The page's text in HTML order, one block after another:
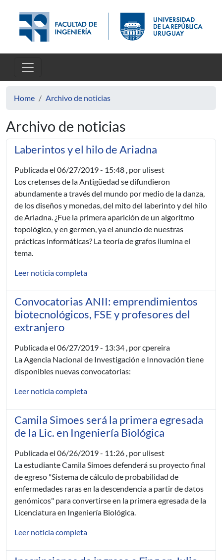
Home Archivo de noticias
Archivo de noticias
Laberintos y el hilo de Ariadna
Publicada el 06/27/2019 - 15:48 , por ulisest
Los cretenses de la Antigüedad se difundieron
abundamente a través del mundo por medio de la danza,
de los diseños y monedas, del mito del laberinto y del hilo
de Ariadna. ¿Fue la primera aparición de un algoritmo
topológico, y en germen, ya el anuncio de nuestras
prácticas informáticas? La teoría de grafos ilumina el
tema.
Leer noticia completa
Convocatorias ANII: emprendimientos
biotecnológicos, FSE y profesores del
extranjero
Publicada el 06/27/2019 - 13:34 , por cpereira
La Agencia Nacional de Investigación e Innovación tiene
disponibles nuevas convocatorias:
Leer noticia completa
Camila Simoes será la primera egresada
de la Lic. en Ingeniería Biológica
Publicada el 06/26/2019 - 11:26 , por ulisest
La estudiante Camila Simoes defenderá su proyecto final
de egreso "Sistema de cálculo de probabilidad de
enfermedades raras en la descendencia a partir de datos
genómicos" para convertirse en la primera egresada de la
Licenciatura en Ingeniería Biológica.
Leer noticia completa